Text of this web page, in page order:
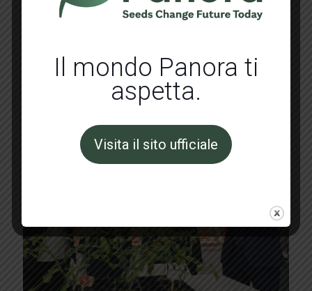
Settembre 3, 2024
Il mondo Panora ti
aspetta.
Visita il sito ufficiale